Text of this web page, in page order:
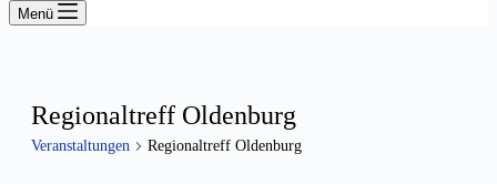
Menü
Regionaltreff Oldenburg
Veranstaltungen Regionaltreff Oldenburg